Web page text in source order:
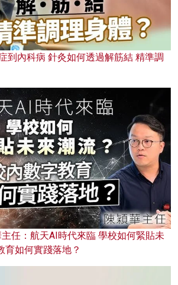
到內科病 針灸如何透過解筋結 精準調
任：航天AI時代來臨 學校如何緊貼未
育如何實踐落地？